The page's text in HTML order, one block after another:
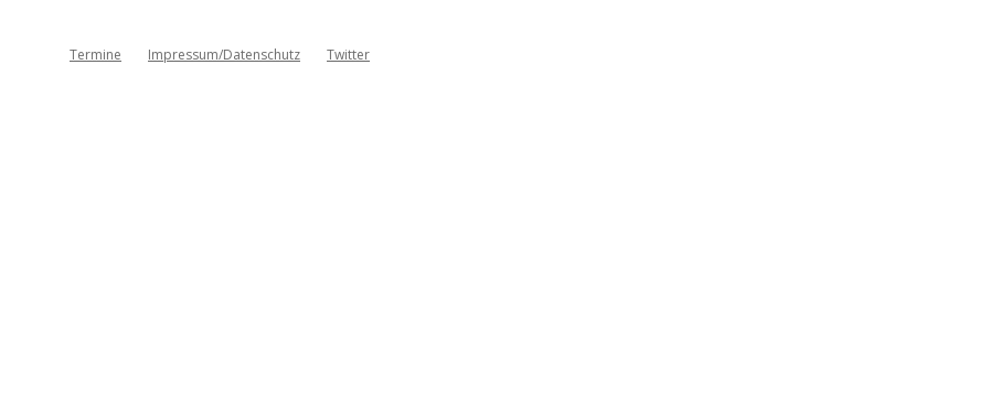
Termine Impressum/Datenschutz Twitter